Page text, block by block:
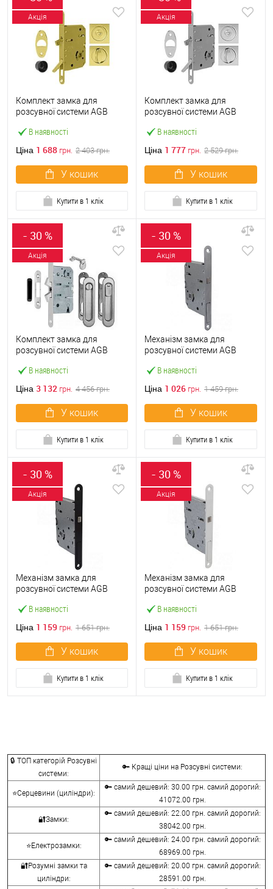
Акція
В наявності
Комплект замка для
розсувної системи AGB
Ціна 1 688 грн. 2 403грн.
У кошик
Купити в 1 клік
Акція
В наявності
Комплект замка для
розсувної системи AGB
хром
Ціна 1 777 грн. 2 529грн.
У кошик
Купити в 1 клік
- 30 %
Акція
В наявності
Комплект замка для
розсувної системи AGB
Ціна 3 132 грн. 4 456грн.
У кошик
Купити в 1 клік
- 30 %
Акція
В наявності
Механізм замка для
розсувної системи AGB
B089815034 (BS50мм) хром
Ціна 1 026 грн. 1 459грн.
У кошик
Купити в 1 клік
- 30 %
Акція
В наявності
Механізм замка для
розсувної системи AGB
B089815093 (BS50мм)
Ціна 1 159 грн. 1 651грн.
У кошик
Купити в 1 клік
- 30 %
Акція
В наявності
Механізм замка для
розсувної системи AGB
B0898150FM (BS50мм)
Ціна 1 159 грн. 1 651грн.
У кошик
Купити в 1 клік
🔒 ТОП категорій Розсувні
системи:
🔑 Кращі ціни на Розсувні системи:
⭐Серцевини (циліндри):
🔑 самий дешевий: 30.00 грн. самий дорогий:
41072.00 грн.
🔐Замки:
🔑 самий дешевий: 22.00 грн. самий дорогий:
38042.00 грн.
⭐Електрозамки:
🔑 самий дешевий: 24.00 грн. самий дорогий:
68969.00 грн.
🔐Розумні замки та
циліндри:
🔑 самий дешевий: 20.00 грн. самий дорогий:
28591.00 грн.